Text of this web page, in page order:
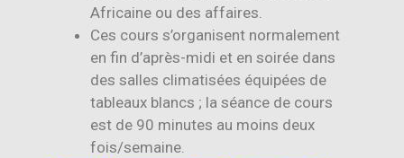
Africaine ou des affaires.
Ces cours s’organisent normalement
en fin d’après-midi et en soirée dans
des salles climatisées équipées de
tableaux blancs ; la séance de cours
est de 90 minutes au moins deux
fois/semaine.